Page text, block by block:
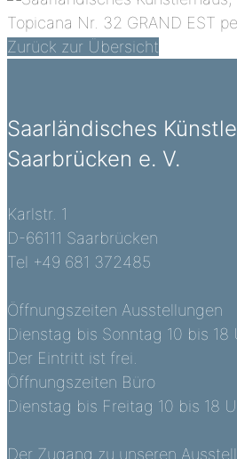
Zurück zur Übersicht
Saarländisches
Saarbrücken e. V.
Karlstr. 1
D-66111 Saarbrücken
Tel +49 681 372485
Öffnungszeiten Ausstellungen
Dienstag bis Sonntag 10 bis 18
Der Eintritt ist frei.
Öffnungszeiten Büro
Dienstag bis Freitag 10 bis 18
Der Zugang zu unseren